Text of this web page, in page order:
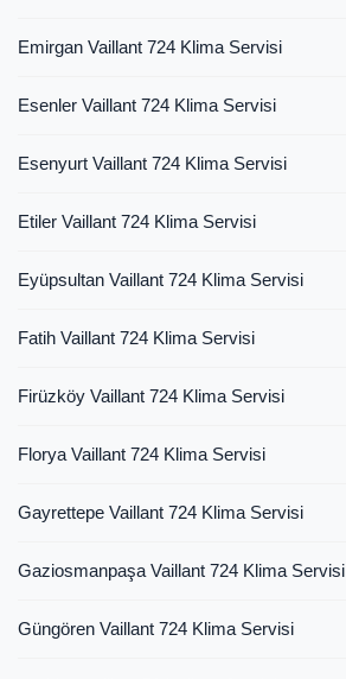
Emirgan Vaillant 724 Klima Servisi
Esenler Vaillant 724 Klima Servisi
Esenyurt Vaillant 724 Klima Servisi
Etiler Vaillant 724 Klima Servisi
Eyüpsultan Vaillant 724 Klima Servisi
Fatih Vaillant 724 Klima Servisi
Firüzköy Vaillant 724 Klima Servisi
Florya Vaillant 724 Klima Servisi
Gayrettepe Vaillant 724 Klima Servisi
Gaziosmanpaşa Vaillant 724 Klima Servisi
Güngören Vaillant 724 Klima Servisi